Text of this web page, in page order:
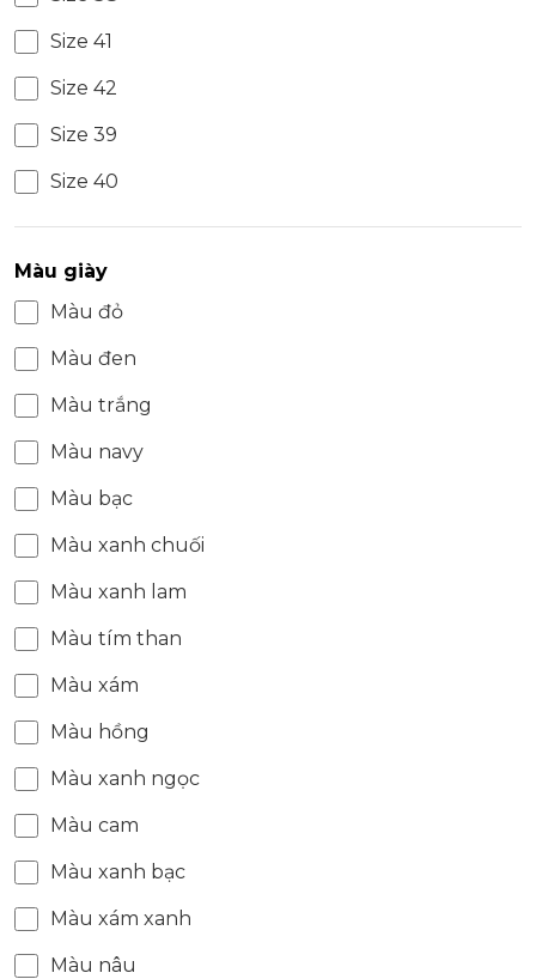
Size 41
Size 42
Size 39
Size 40
Màu giày
Màu đỏ
Màu đen
Màu trắng
Màu navy
Màu bạc
Màu xanh chuối
Màu xanh lam
Màu tím than
Màu xám
Màu hồng
Màu xanh ngọc
Màu cam
Màu xanh bạc
Màu xám xanh
Màu nâu